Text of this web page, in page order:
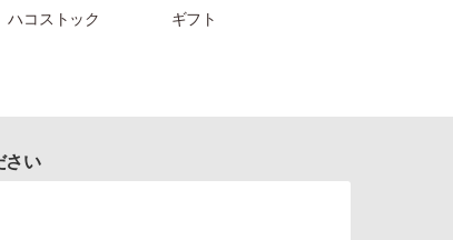
ハコストック ギフト
さい